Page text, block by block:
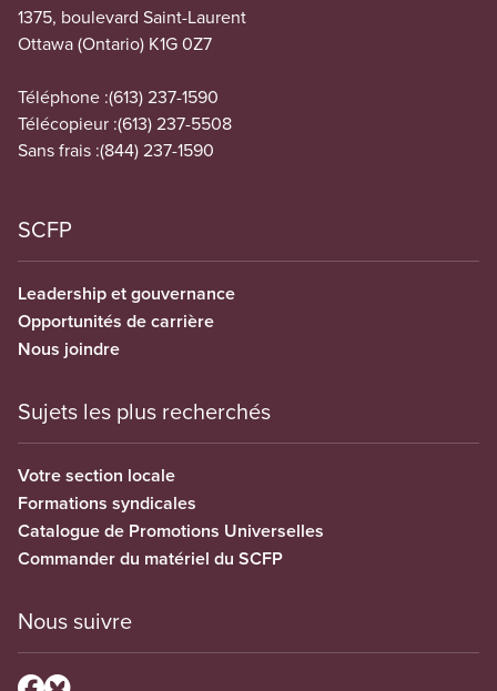
1375, boulevard Saint-Laurent
Ottawa (Ontario) K1G 0Z7
Téléphone :(613) 237-1590
Télécopieur :(613) 237-5508
Sans frais :(844) 237-1590
SCFP
Leadership et gouvernance
Opportunités de carrière
Nous joindre
Sujets les plus recherchés
Votre section locale
Formations syndicales
Catalogue de Promotions Universelles
Commander du matériel du SCFP
Nous suivre